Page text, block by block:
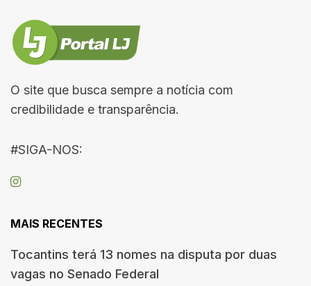
O site que busca sempre a notícia com
credibilidade e transparência.
#SIGA-NOS:
MAIS RECENTES
Tocantins terá 13 nomes na disputa por duas
vagas no Senado Federal